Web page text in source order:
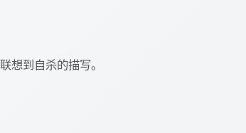
想到自杀的描写。